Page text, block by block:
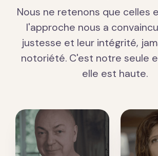
Nous ne retenons que celles
l'approche nous a
justesse et leur intégrité,
notoriété. C'est notre seule
elle est haute.